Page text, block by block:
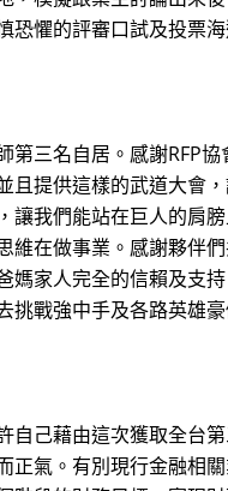
恐懼的評審口試及投票
三名自居。感謝RFP協
且提供這樣的武道大會
讓我們能站在巨人的肩
維在做事業。感謝夥伴
媽家人完全的信賴及支
挑戰強中手及各路英雄
己藉由這次獲取全台
正氣。有別現行金融相